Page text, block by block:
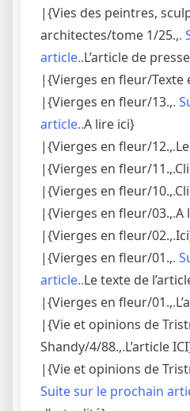
|{Vies des peintres,
architectes/tome 1/25.,.
article..L’article de
|{Vierges en fleur/Texte
|{Vierges en fleur/13.,.
article..A lire ici}
|{Vierges en fleur/12.,.
|{Vierges en fleur/11.,.
|{Vierges en fleur/10.,.
|{Vierges en fleur/03.,.A
|{Vierges en fleur/02.,.
|{Vierges en fleur/01.,.
article..Le texte de
|{Vierges en fleur/01.,.
|{Vie et opinions de
Shandy/4/88.,.L’article
|{Vie et opinions de
Suite sur le prochain